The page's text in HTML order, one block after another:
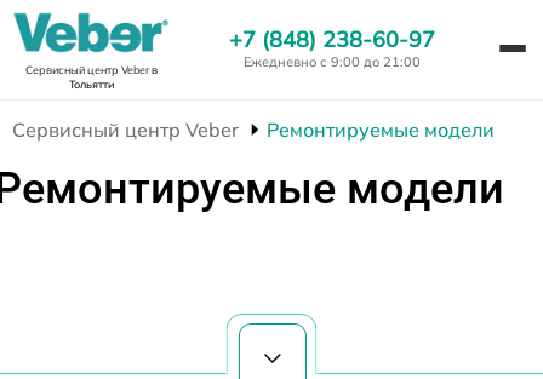
Сервисный центр Veberв
Тольятти
+7 (848) 238-60-97
Ежедневно с 9:00 до 21:00
Сервисный центр Veber Ремонтируемые модели
модели